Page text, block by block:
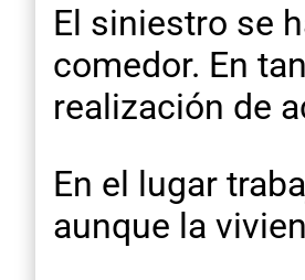
El siniestro se
comedor. En
realización de
En el lugar
aunque la